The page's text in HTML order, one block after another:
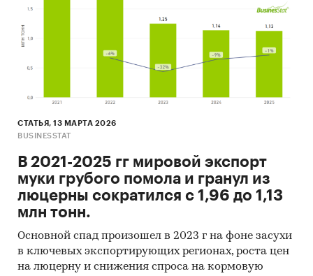
СТАТЬЯ, 13 МАРТА 2026
BUSINESSTAT
В 2021-2025 гг мировой экспорт
муки грубого помола и гранул из
люцерны сократился с 1,96 до 1,13
млн тонн.
Основной спад произошел в 2023 г на фоне засухи
в ключевых экспортирующих регионах, роста цен
на люцерну и снижения спроса на кормовую